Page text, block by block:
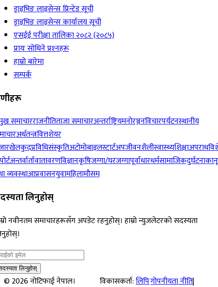
ड्राइभिङ लाइसेन्स प्रिन्टेड सूची
ड्राइभिङ लाइसेन्स कार्यालय सूची
एसईई परीक्षा तालिका २०८२ (२०८५)
प्रायः सोधिने प्रश्‍नहरू
हाम्रो बारेमा
सम्पर्क
समाचारराजनीतिताजा समाचारअन्तर्राष्ट्रियमनोरञ्जनविचारपर्यटनस्थानीय
अर्थतन्त्रवित्तशेयर
खेलकुदप्रविधिसंस्कृतिअटोमोबाइलस्टार्टअपजीवनशैलीस्वास्थ्यशिक्षाअपराध
अन्तर्वार्तावातावरणविज्ञानकृषिजग्गा/घरजग्गापूर्वाधारधर्मसामाजिकदुर्घटना
व्यवस्थाआप्रवासनयुवामहिलामौसम
लिनुहोस्
नवीनतम समाचारहरूसँग अपडेट रहनुहोस्। हाम्रो न्युजलेटरको सदस्यता
लिनुहोस्
©2026नोटिफाई नेपाल।
विकासकर्ता:लिपिगोपनीयता नीति|